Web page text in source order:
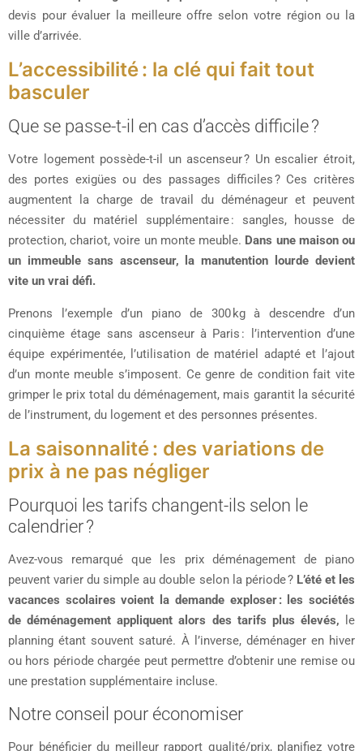
devis pour évaluer la meilleure offre selon votre région ou la
ville d’arrivée.
L’accessibilité : la clé qui fait tout
basculer
Que se passe-t-il en cas d’accès difficile ?
Votre logement possède-t-il un ascenseur ? Un escalier étroit,
des portes exigües ou des passages difficiles ? Ces critères
augmentent la charge de travail du déménageur et peuvent
nécessiter du matériel supplémentaire : sangles, housse de
protection, chariot, voire un monte meuble. Dans une maison ou
un immeuble sans ascenseur, la manutention lourde devient
vite un vrai défi.
Prenons l’exemple d’un piano de 300 kg à descendre d’un
cinquième étage sans ascenseur à Paris : l’intervention d’une
équipe expérimentée, l’utilisation de matériel adapté et l’ajout
d’un monte meuble s’imposent. Ce genre de condition fait vite
grimper le prix total du déménagement, mais garantit la sécurité
de l’instrument, du logement et des personnes présentes.
La saisonnalité : des variations de
prix à ne pas négliger
Pourquoi les tarifs changent-ils selon le
calendrier ?
Avez-vous remarqué que les prix déménagement de piano
peuvent varier du simple au double selon la période ? L’été et les
vacances scolaires voient la demande exploser : les sociétés
de déménagement appliquent alors des tarifs plus élevés, le
planning étant souvent saturé. À l’inverse, déménager en hiver
ou hors période chargée peut permettre d’obtenir une remise ou
une prestation supplémentaire incluse.
Notre conseil pour économiser
Pour bénéficier du meilleur rapport qualité/prix, planifiez votre